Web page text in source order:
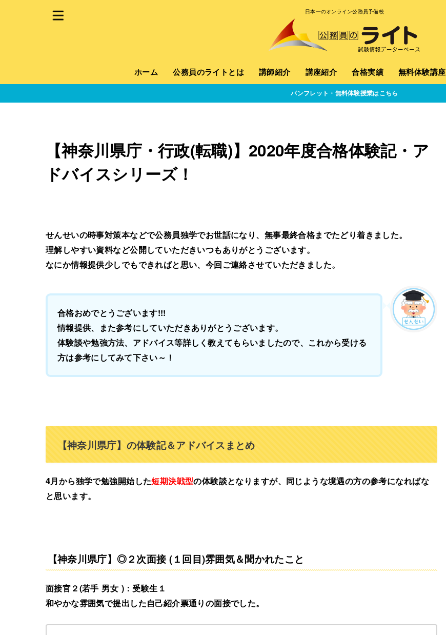
日本一のオンライン公務員予備校
ホーム 公務員のライトとは 講師紹介 講座紹介 合格実績 無料体験講座
パンフレット・無料体験授業はこちら
【神奈川県庁・行政(転職)】2020年度合格体験記・ア
ドバイスシリーズ！
せんせいの時事対策本などで公務員独学でお世話になり、無事最終合格までたどり着きました。
理解しやすい資料など公開していただきいつもありがとうございます。
なにか情報提供少しでもできればと思い、今回ご連絡させていただきました。
合格おめでとうございます!!!
情報提供、また参考にしていただきありがとうございます。
体験談や勉強方法、アドバイス等詳しく教えてもらいましたので、これから受ける
方は参考にしてみて下さい～！
【神奈川県庁】の体験記＆アドバイスまとめ
4月から独学で勉強開始した短期決戦型の体験談となりますが、同じような境遇の方の参考になればな
と思います。
【神奈川県庁】◎２次面接 (１回目)雰囲気＆聞かれたこと
面接官２(若手 男女 )：受験生１
和やかな雰囲気で提出した自己紹介票通りの面接でした。